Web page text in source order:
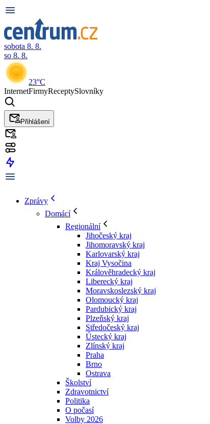
sobota 8. 8.
so 8. 8.
23°C
InternetFirmyReceptySlovníky
Přihlášení
Zprávy
Domácí
Regionální
Jihočeský kraj
Jihomoravský kraj
Karlovarský kraj
Kraj Vysočina
Králověhradecký kraj
Liberecký kraj
Moravskoslezský kraj
Olomoucký kraj
Pardubický kraj
Plzeňský kraj
Středočeský kraj
Ústecký kraj
Zlínský kraj
Praha
Brno
Ostrava
Školství
Zdravotnictví
Politika
O počasí
Volby 2026